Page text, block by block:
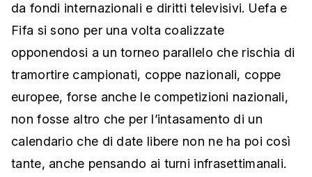
da fondi internazionali e diritti televisivi. Uefa e
Fifa si sono per una volta coalizzate
opponendosi a un torneo parallelo che rischia di
tramortire campionati, coppe nazionali, coppe
europee, forse anche le competizioni nazionali,
non fosse altro che per l’intasamento di un
calendario che di date libere non ne ha poi così
tante, anche pensando ai turni infrasettimanali.